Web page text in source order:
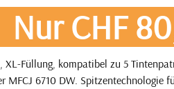
Nur CHF
XL-Füllung, kompatibel zu 5
MFCJ 6710 DW.